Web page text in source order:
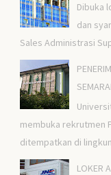
Dibuka
dan
Sales Administrasi
membuka rekrutmen
ditempatkan di
LOKER